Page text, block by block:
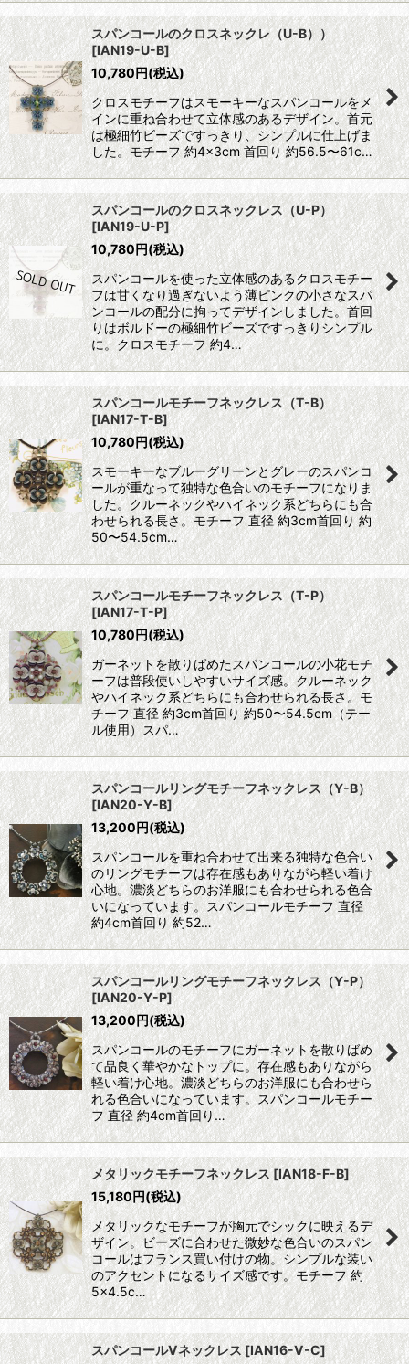
スパンコールのクロスネックレ（U-B））
[IAN19-U-B]
10,780円(税込)
クロスモチーフはスモーキーなスパンコールをメ
インに重ね合わせて立体感のあるデザイン。首元
は極細竹ビーズですっきり、シンプルに仕上げま
した。モチーフ 約4×3cm 首回り 約56.5〜61c…
スパンコールのクロスネックレス（U-P）
[IAN19-U-P]
10,780円(税込)
スパンコールを使った立体感のあるクロスモチー
フは甘くなり過ぎないよう薄ピンクの小さなスパ
ンコールの配分に拘ってデザインしました。首回
りはボルドーの極細竹ビーズですっきりシンプル
に。クロスモチーフ 約4…
スパンコールモチーフネックレス（T-B）
[IAN17-T-B]
10,780円(税込)
スモーキーなブルーグリーンとグレーのスパンコ
ールが重なって独特な色合いのモチーフになりま
した。クルーネックやハイネック系どちらにも合
わせられる長さ。モチーフ 直径 約3cm首回り 約
50〜54.5cm…
スパンコールモチーフネックレス（T-P）
[IAN17-T-P]
10,780円(税込)
ガーネットを散りばめたスパンコールの小花モチ
ーフは普段使いしやすいサイズ感。クルーネック
やハイネック系どちらにも合わせられる長さ。モ
チーフ 直径 約3cm首回り 約50〜54.5cm（テー
ル使用）スパ…
スパンコールリングモチーフネックレス（Y-B）
[IAN20-Y-B]
13,200円(税込)
スパンコールを重ね合わせて出来る独特な色合い
のリングモチーフは存在感もありながら軽い着け
心地。濃淡どちらのお洋服にも合わせられる色合
いになっています。スパンコールモチーフ 直径
約4cm首回り 約52…
スパンコールリングモチーフネックレス（Y-P）
[IAN20-Y-P]
13,200円(税込)
スパンコールのモチーフにガーネットを散りばめ
て品良く華やかなトップに。存在感もありながら
軽い着け心地。濃淡どちらのお洋服にも合わせら
れる色合いになっています。スパンコールモチー
フ 直径 約4cm首回り…
メタリックモチーフネックレス [IAN18-F-B]
15,180円(税込)
メタリックなモチーフが胸元でシックに映えるデ
ザイン。ビーズに合わせた微妙な色合いのスパン
コールはフランス買い付けの物。シンプルな装い
のアクセントになるサイズ感です。モチーフ 約
5×4.5c…
スパンコールVネックレス [IAN16-V-C]